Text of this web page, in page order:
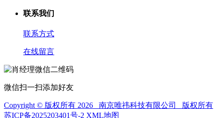
联系我们
联系方式
在线留言
微信扫一扫添加好友
Copyright © 版权所有 2026 南京唯祎科技有限公司 版权所有
苏ICP备2025203401号-2 XML地图